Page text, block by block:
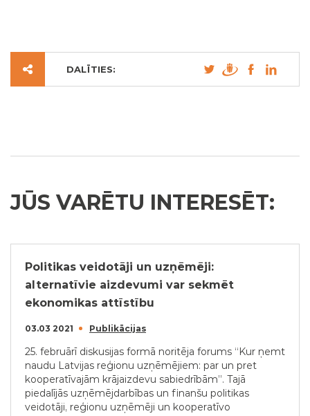
DALĪTIES:
JŪS VARĒTU INTERESĒT:
Politikas veidotāji un uzņēmēji:
alternatīvie aizdevumi var sekmēt
ekonomikas attīstību
03.03 2021 Publikācijas
25. februārī diskusijas formā noritēja forums “Kur ņemt
naudu Latvijas reģionu uzņēmējiem: par un pret
kooperatīvajām krājaizdevu sabiedrībām”. Tajā
piedalījās uzņēmējdarbības un finanšu politikas
veidotāji, reģionu uzņēmēji un kooperatīvo